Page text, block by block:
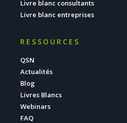
Livre blanc consultants
Livre blanc entreprises
RESSOURCES
QSN
Actualités
Blog
Livres Blancs
Webinars
FAQ